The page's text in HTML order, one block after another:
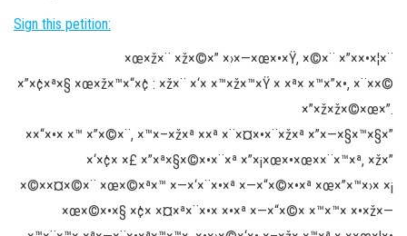
Sign this petition:
×œ×ž×¨ ×ž×©×” ×›×—×œ×•×Ÿ, ×©×¨ ×”××•×¦×¨
×”×¢×ª×§ ×œ×ž×™×“×¢ : ×ž×¨ ×‘× ×™×ž×™×Ÿ × ×ª× ×™×”×•, ×¨××©
×”×ž×ž×©×œ×”.
××“×•× ×™ ×”×©×¨, ×™×–×ž×ª ××ª ×¨×¤×•×¨×ž×ª ×”×—×§×™×§×”
×‘×¢× ×£ ×”×ª×§×©×•×¨×ª ×”×¡×œ×•×œ××¨×™×ª, ×ž×”
×©××¤×©×¨ ×œ×©×ª×™ ×—×‘×¨×•×ª ×—×“×©×•×ª ×œ×”×™×›× ×¡
×œ×©×•×§ ×¢× ×¤×ª×¨×•× ×•×ª ×—×“×©× ×™×™× ×•×ž×—